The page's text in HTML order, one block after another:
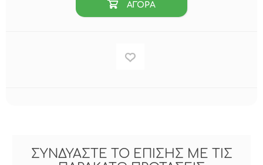
ΑΓΟΡΑ
ΣΥΝΔΥΑΣΤΕ ΤΟ ΕΠΙΣΗΣ ΜΕ ΤΙΣ